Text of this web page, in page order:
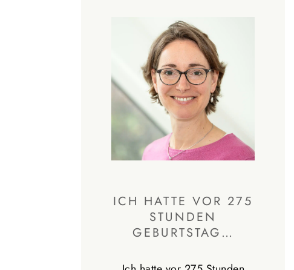
ICH HATTE VOR 275
STUNDEN
GEBURTSTAG…